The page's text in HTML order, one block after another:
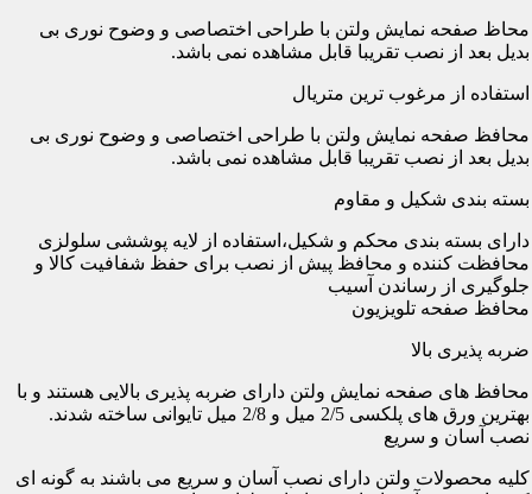
محاظ صفحه نمایش ولتن با طراحی اختصاصی و وضوح نوری بی
بدیل بعد از نصب تقریبا قابل مشاهده نمی باشد.
استفاده از مرغوب ترین متریال
محافظ صفحه نمایش ولتن با طراحی اختصاصی و وضوح نوری بی
بدیل بعد از نصب تقریبا قابل مشاهده نمی باشد.
بسته بندی شکیل و مقاوم
دارای بسته بندی محکم و شکیل،استفاده از لایه پوششی سلولزی
محافظت کننده و محافظ پیش از نصب برای حفظ شفافیت کالا و
جلوگیری از رساندن آسیب
محافظ صفحه تلویزیون
ضربه پذیری بالا
محافظ های صفحه نمایش ولتن دارای ضربه پذیری بالایی هستند و با
بهترین ورق های پلکسی 2/5 میل و 2/8 میل تایوانی ساخته شدند.
نصب آسان و سریع
کلیه محصولات ولتن دارای نصب آسان و سریع می باشند به گونه ای